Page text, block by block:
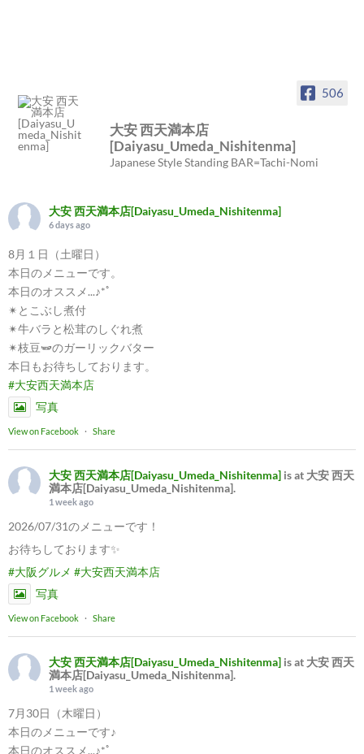
506
大安 西天満本店
[Daiyasu_Umeda_Nishitenma]
Japanese Style Standing BAR=Tachi-Nomi
大安 西天満本店[Daiyasu_Umeda_Nishitenma]
6 days ago
8月１日（土曜日）
本日のメニューです。
本日のオススメ...♪*ﾟ
✴︎とこぶし煮付
✴︎牛バラと松茸のしぐれ煮
✴︎枝豆🫛のガーリックバター
本日もお待ちしております。
#大安西天満本店
写真
View on Facebook · Share
大安 西天満本店[Daiyasu_Umeda_Nishitenma] is at 大安 西天
満本店[Daiyasu_Umeda_Nishitenma].
1 week ago
2026/07/31のメニューです！
お待ちしております✨
#大阪グルメ #大安西天満本店
写真
View on Facebook · Share
大安 西天満本店[Daiyasu_Umeda_Nishitenma] is at 大安 西天
満本店[Daiyasu_Umeda_Nishitenma].
1 week ago
7月30日（木曜日）
本日のメニューです♪
本日のオススメ...♪*ﾟ